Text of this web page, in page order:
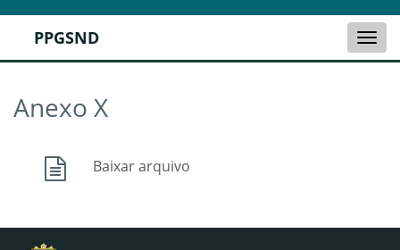
PPGSND
Anexo X
Baixar arquivo